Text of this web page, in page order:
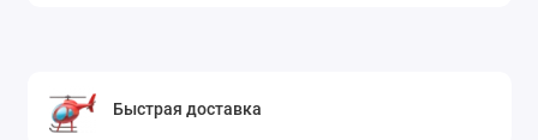
Быстрая доставка